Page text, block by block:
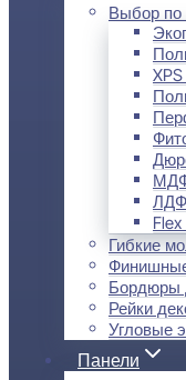
Выбор по
ЛДФ
Гибкие
Бордюры
Рейки
Угловые
Панели